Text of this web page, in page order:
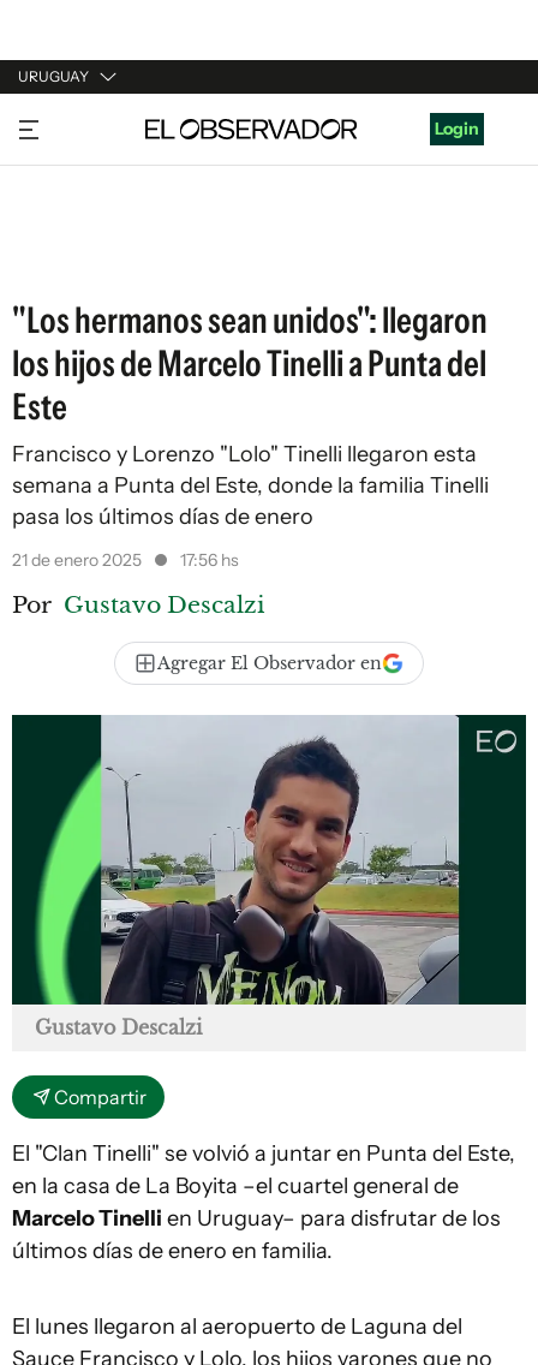
URUGUAY
URUGUAY
ARGENTINA
Login
"Los hermanos sean unidos": llegaron
los hijos de Marcelo Tinelli a Punta del
Este
Francisco y Lorenzo "Lolo" Tinelli llegaron esta
semana a Punta del Este, donde la familia Tinelli
pasa los últimos días de enero
21 de enero 2025 17:56 hs
Por Gustavo Descalzi
Agregar El Observador en
Gustavo Descalzi
Compartir
El "Clan Tinelli" se volvió a juntar en Punta del Este,
en la casa de La Boyita –el cuartel general de
Marcelo Tinelli en Uruguay– para disfrutar de los
últimos días de enero en familia.
El lunes llegaron al aeropuerto de Laguna del
Sauce Francisco y Lolo, los hijos varones que no